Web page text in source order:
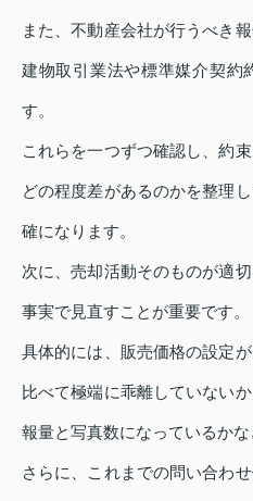
また、不動産会社が行うべき
建物取引業法や標準媒介契約
す。
これらを一つずつ確認し、約
どの程度差があるのかを整理
確になります。
次に、売却活動そのものが適
事実で見直すことが重要です。
具体的には、販売価格の設定
比べて極端に乖離していない
報量と写真数になっているかな
さらに、これまでの問い合わ